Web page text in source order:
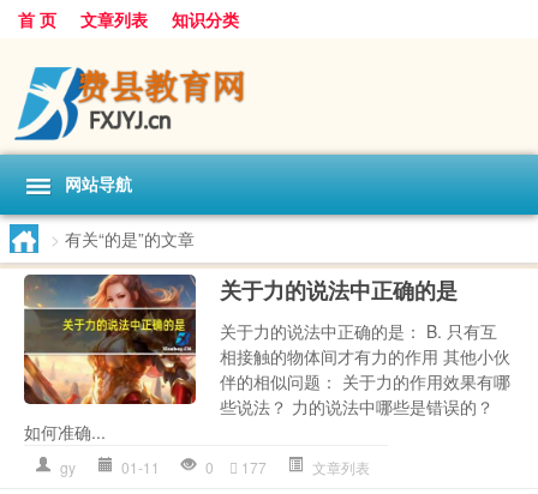
首 页 文章列表 知识分类
网站导航
> 有关“的是”的文章
关于力的说法中正确的是
关于力的说法中正确的是： B. 只有互
相接触的物体间才有力的作用 其他小伙
伴的相似问题： 关于力的作用效果有哪
些说法？ 力的说法中哪些是错误的？
如何准确...
gy 01-11 0 177 文章列表